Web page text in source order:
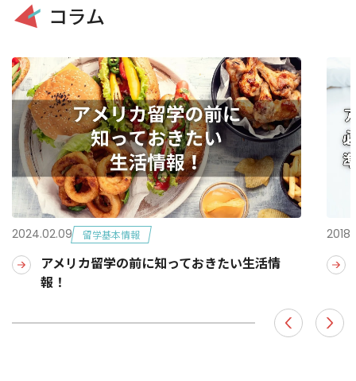
コラム
2024.02.09 留学基本情報
アメリカ留学の前に知っておきたい生活情
報！